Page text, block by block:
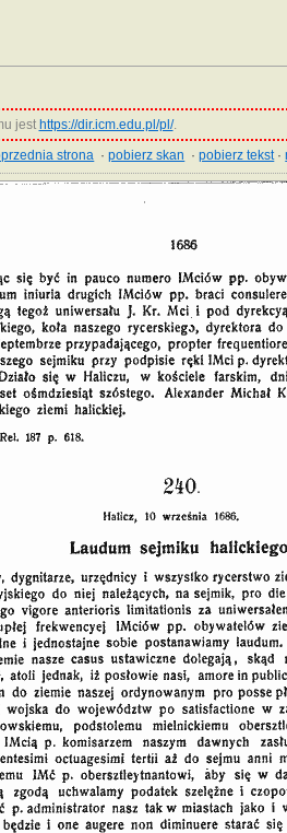
jest https://dir.icm.edu.pl/pl/.
strona ·pobierz skan ·pobierz tekst·